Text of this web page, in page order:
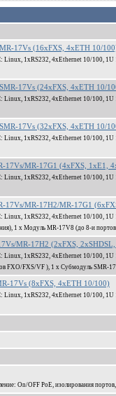
17Vs (16xFXS, 4xETH 10/
Linux, 1xRS232, 4xEthernet 10/100,
17Vs (24xFXS, 4xETH 10/
Linux, 1xRS232, 4xEthernet 10/100,
17Vs (32xFXS, 4xETH 10/
Linux, 1xRS232, 4xEthernet 10/100,
17Vs/MR-17G1 (4xFXS, 1xE1,
Linux, 1xRS232, 4xEthernet 10/100,
17Vs/MR-17H2/MR-17G1
Linux, 1xRS232, 4xEthernet 10/100,
1 x Модуль MR-17V8 (до 8-и
MR-17H2 (2xFXS,
Linux, 1xRS232, 4xEthernet 10/100,
FXO/FXS/VF ), 1 x Субмодуль SMR-
17Vs (8xFXS, 4xETH 10/100)
Linux, 1xRS232, 4xEthernet 10/100,
On/OFF PoE, изолирования